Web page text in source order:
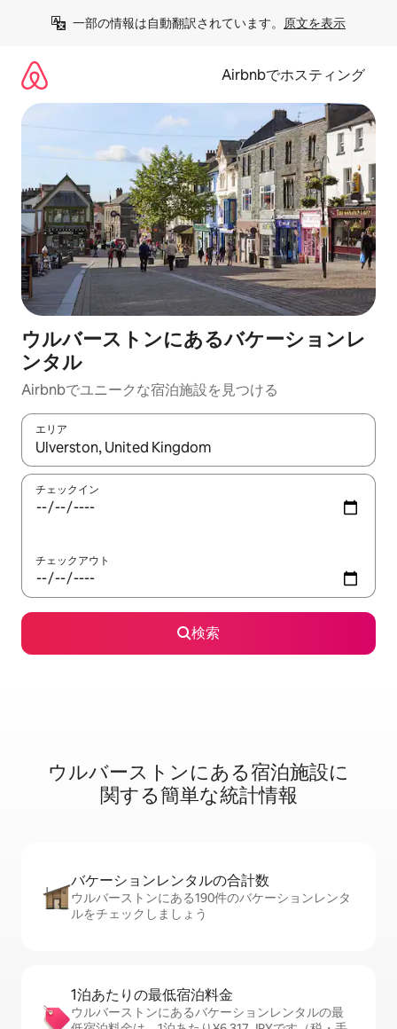
一部の情報は自動翻訳されています。 原文を表示
Airbnbでホスティング
ウルバーストンにあるバケーションレ
ンタル
Airbnbでユニークな宿泊施設を見つける
エリア
検索結果が表示されたら、上下の矢印キーを使って移動するか
チェックイン
チェックアウト
検索
ウルバーストンに⁠あ⁠る宿⁠泊⁠施⁠設⁠に
関⁠す⁠る簡⁠単⁠な統⁠計⁠情⁠報
バケーションレ⁠ン⁠タ⁠ル⁠の合⁠計⁠数
ウルバーストンにある190件のバケーションレンタ
ルをチェックしましょう
1泊あたりの最⁠低⁠宿⁠泊⁠料⁠金
ウルバーストンにあるバケーションレンタルの最